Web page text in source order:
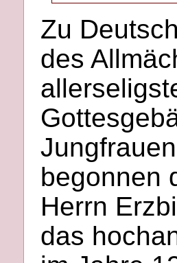
Zu
des
begonnen
Herrn
das